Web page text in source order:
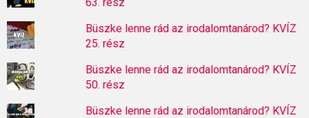
Büszke lenne rád az irodalomtanárod? KVÍZ
25. rész
Büszke lenne rád az irodalomtanárod? KVÍZ
50. rész
Büszke lenne rád az irodalomtanárod? KVÍZ